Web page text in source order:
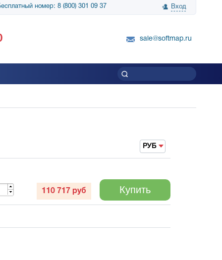
номер: 8 (800) 301 09 37 Вход
SnapGene...
благодарность SoftMap за помощь в
sale@softmap.ru
РУБ
110 717 руб Купить